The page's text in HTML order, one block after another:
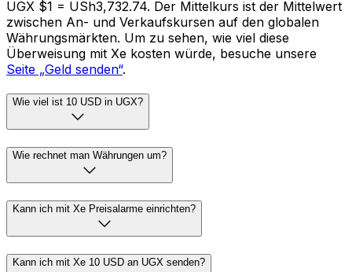
UGX $1 = USh3,732.74. Der Mittelkurs ist der Mittelwert
zwischen An- und Verkaufskursen auf den globalen
Währungsmärkten. Um zu sehen, wie viel diese
Überweisung mit Xe kosten würde, besuche unsere
Seite „Geld senden“.
Wie viel ist 10 USD in UGX?
Wie rechnet man Währungen um?
Kann ich mit Xe Preisalarme einrichten?
Kann ich mit Xe 10 USD an UGX senden?